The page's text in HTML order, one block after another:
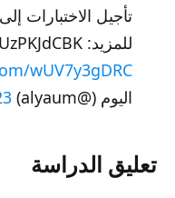
تأجيل الاختبارات
للمزيد: https://t.co/WUzPKJdCBK
wUV7y3gDRC
اليوم (@alyaum)
تعليق الدراسة